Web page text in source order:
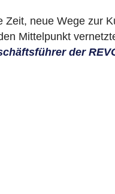
Zeit, neue Wege zur
Mittelpunkt
der